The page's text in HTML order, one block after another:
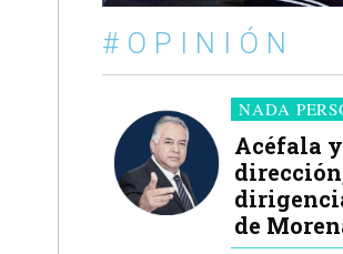
#OPINIÓN
NADA
Acéfala
de